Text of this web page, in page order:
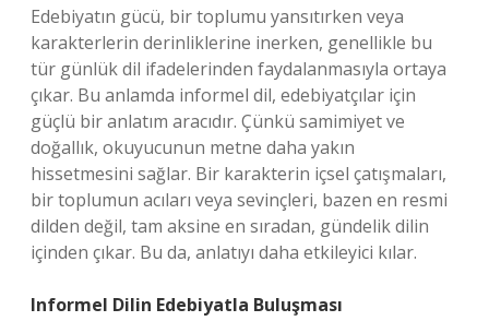
Edebiyatın gücü, bir toplumu yansıtırken veya
karakterlerin derinliklerine inerken, genellikle bu
tür günlük dil ifadelerinden faydalanmasıyla ortaya
çıkar. Bu anlamda informel dil, edebiyatçılar için
güçlü bir anlatım aracıdır. Çünkü samimiyet ve
doğallık, okuyucunun metne daha yakın
hissetmesini sağlar. Bir karakterin içsel çatışmaları,
bir toplumun acıları veya sevinçleri, bazen en resmi
dilden değil, tam aksine en sıradan, gündelik dilin
içinden çıkar. Bu da, anlatıyı daha etkileyici kılar.
Informel Dilin Edebiyatla Buluşması